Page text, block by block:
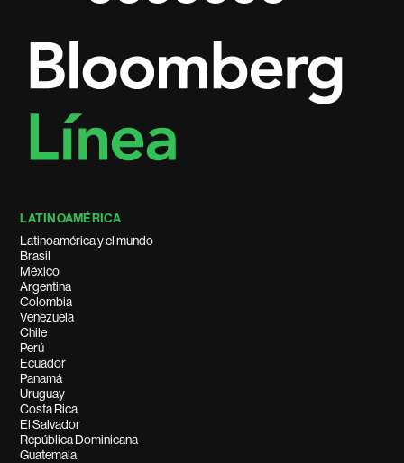
LATINOAMÉRICA
Latinoamérica y el mundo
Brasil
México
Argentina
Colombia
Venezuela
Chile
Perú
Ecuador
Panamá
Uruguay
Costa Rica
El Salvador
República Dominicana
Guatemala